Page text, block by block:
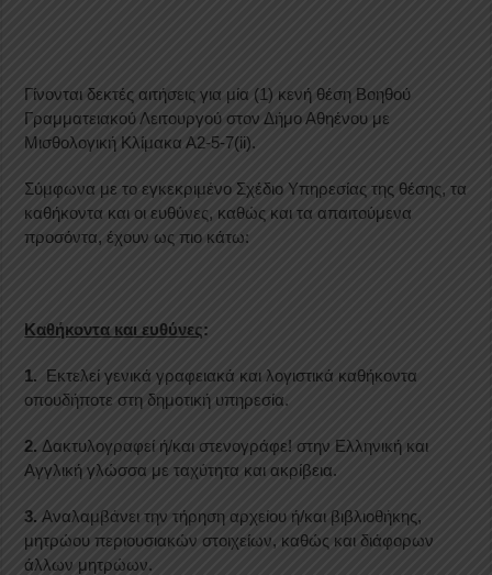
Γίνονται δεκτές αιτήσεις για μία (1) κενή θέση Βοηθού
Γραμματειακού Λειτουργού στον Δήμο Αθηένου με
Μισθολογική Κλίμακα Α2-5-7(ii).
Σύμφωνα με το εγκεκριμένο Σχέδιο Υπηρεσίας της θέσης, τα
καθήκοντα και οι ευθύνες, καθώς και τα απαιτούμενα
προσόντα, έχουν ως πιο κάτω:
Καθήκοντα και ευθύνες:
1. Εκτελεί γενικά γραφειακά και λογιστικά καθήκοντα
οπουδήποτε στη δημοτική υπηρεσία.
2. Δακτυλογραφεί ή/και στενογράφε! στην Ελληνική και
Αγγλική γλώσσα με ταχύτητα και ακρίβεια.
3. Αναλαμβάνει την τήρηση αρχείου ή/και βιβλιοθήκης,
μητρώου περιουσιακών στοιχείων, καθώς και διάφορων
άλλων μητρώων.